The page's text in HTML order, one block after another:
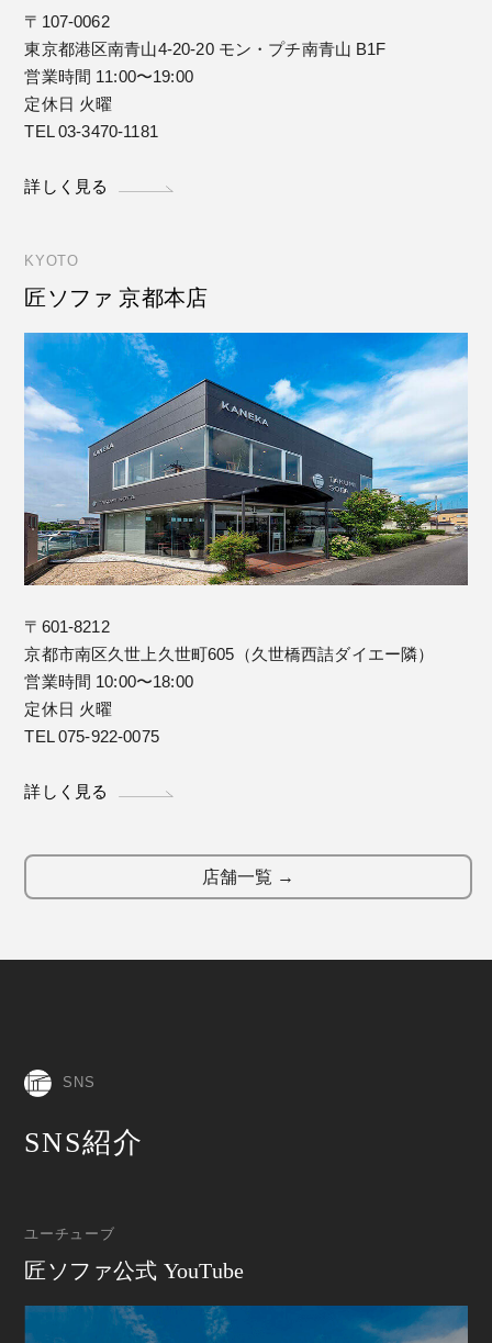
〒107-0062
東京都港区南青山4-20-20 モン・プチ南青山 B1F
営業時間 11:00〜19:00
定休日 火曜
TEL 03-3470-1181
詳しく見る
KYOTO
匠ソファ 京都本店
〒601-8212
京都市南区久世上久世町605（久世橋西詰ダイエー隣）
営業時間 10:00〜18:00
定休日 火曜
TEL 075-922-0075
詳しく見る
店舗一覧 →
SNS
SNS紹介
ユーチューブ
匠ソファ公式 YouTube